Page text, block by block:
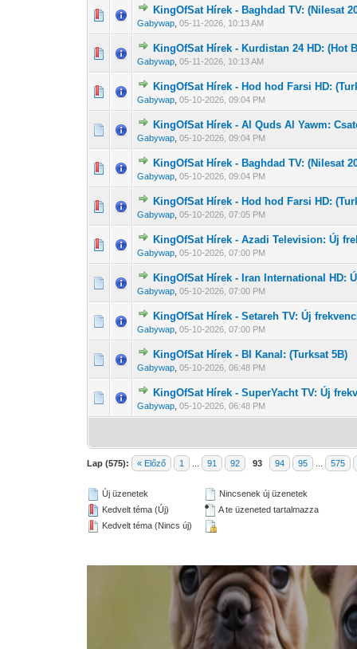
KingOfSat Hírek - Baghdad TV: (Nilesat
Gabywap ,05-11-2026, 10:13 AM
0 Szavazat - 01
KingOfSat Hírek - Kurdistan 24 HD: (Hot
Gabywap ,05-11-2026, 10:13 AM
0 Szavazat - 01
KingOfSat Hírek - Hod hod Farsi HD:
Gabywap ,05-10-2026, 09:04 PM
0 Szavazat - 01
KingOfSat Hírek - Al Quds Al Yawm:
Gabywap ,05-10-2026, 09:04 PM
0 Szavazat - 01
KingOfSat Hírek - Baghdad TV: (Nilesat
Gabywap ,05-10-2026, 09:04 PM
0 Szavazat - 01
KingOfSat Hírek - Hod hod Farsi HD:
Gabywap ,05-10-2026, 07:05 PM
0 Szavazat - 01
KingOfSat Hírek - Azadi Television: Új
Gabywap ,05-10-2026, 07:00 PM
0 Szavazat - 01
KingOfSat Hírek - Iran International HD:
Gabywap ,05-10-2026, 07:00 PM
0 Szavazat - 01
KingOfSat Hírek - Setareh TV: Új
Gabywap ,05-10-2026, 07:00 PM
0 Szavazat - 01
KingOfSat Hírek - BI Kanal: (Turksat 5B)
Gabywap ,05-10-2026, 06:48 PM
0 Szavazat - 0
KingOfSat Hírek - SuperYacht TV: Új
Gabywap ,05-10-2026, 06:48 PM
0 Szavazat - 01
Lap (575): « Előző 1 91 92 93 94 95 575
Új üzenetek
Kedvelt téma (Új)
Kedvelt téma (Nincs új)
Nincsenek új üzenetek
A te üzeneted tartalmazza